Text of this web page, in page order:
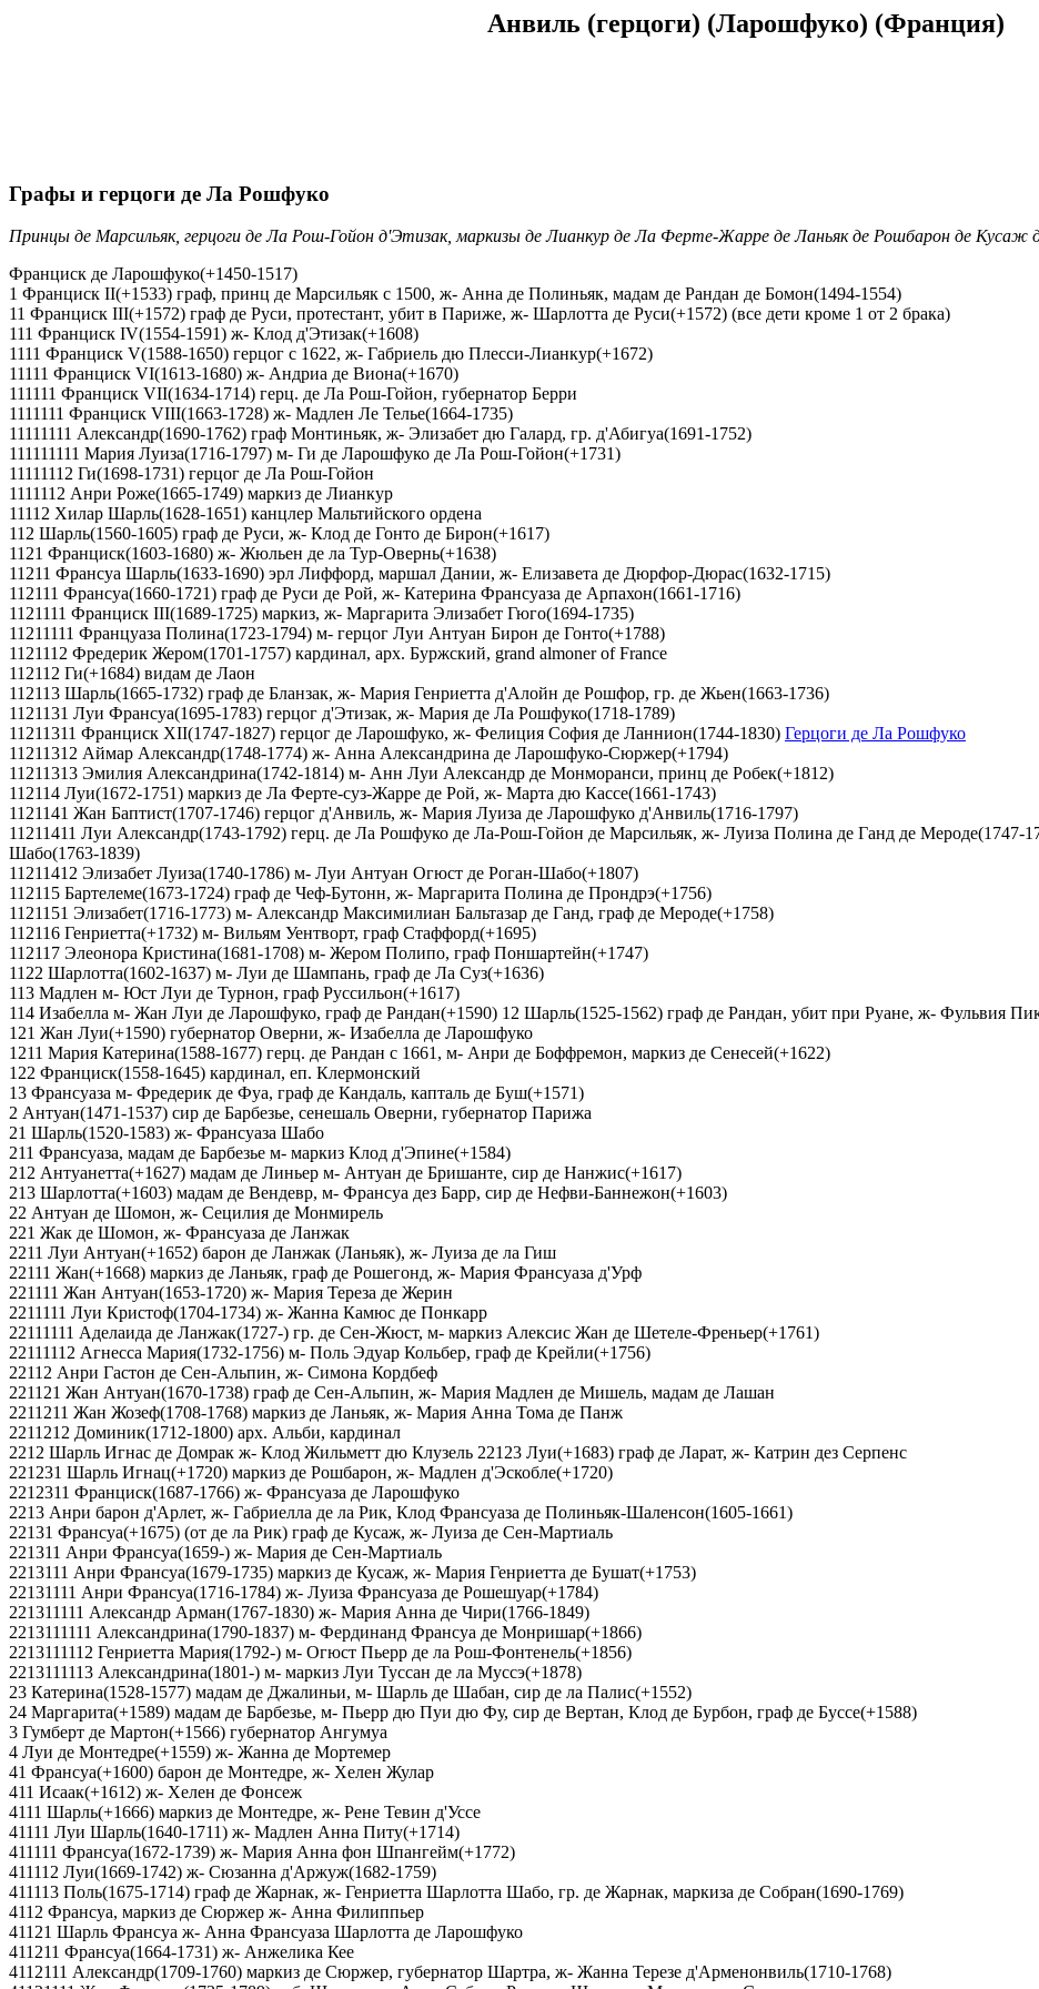
Анвиль (герцоги) (Ларошфуко) (Франция)
Графы и герцоги де Ла Рошфуко
Принцы де Марсильяк, герцоги де Ла Рош-Гойон д'Этизак, маркизы де Лианкур де Ла Ферте-Жарре де Ланьяк де Рошбарон де Кусаж
Франциск де Ларошфуко(+1450-1517)
1 Франциск II(+1533) граф, принц де Марсильяк с 1500, ж- Анна де Полиньяк, мадам де Рандан де Бомон(1494-1554)
11 Франциск III(+1572) граф де Руси, протестант, убит в Париже, ж- Шарлотта де Руси(+1572) (все дети кроме 1 от 2 брака)
111 Франциск IV(1554-1591) ж- Клод д'Этизак(+1608)
1111 Франциск V(1588-1650) герцог с 1622, ж- Габриель дю Плесси-Лианкур(+1672)
11111 Франциск VI(1613-1680) ж- Андриа де Виона(+1670)
111111 Франциск VII(1634-1714) герц. де Ла Рош-Гойон, губернатор Берри
1111111 Франциск VIII(1663-1728) ж- Мадлен Ле Телье(1664-1735)
11111111 Александр(1690-1762) граф Монтиньяк, ж- Элизабет дю Галард, гр. д'Абигуа(1691-1752)
111111111 Мария Луиза(1716-1797) м- Ги де Ларошфуко де Ла Рош-Гойон(+1731)
11111112 Ги(1698-1731) герцог де Ла Рош-Гойон
1111112 Анри Роже(1665-1749) маркиз де Лианкур
11112 Хилар Шарль(1628-1651) канцлер Мальтийского ордена
112 Шарль(1560-1605) граф де Руси, ж- Клод де Гонто де Бирон(+1617)
1121 Франциск(1603-1680) ж- Жюльен де ла Тур-Овернь(+1638)
11211 Франсуа Шарль(1633-1690) эрл Лиффорд, маршал Дании, ж- Елизавета де Дюрфор-Дюрас(1632-1715)
112111 Франсуа(1660-1721) граф де Руси де Рой, ж- Катерина Франсуаза де Арпахон(1661-1716)
1121111 Франциск III(1689-1725) маркиз, ж- Маргарита Элизабет Гюго(1694-1735)
11211111 Француаза Полина(1723-1794) м- герцог Луи Антуан Бирон де Гонто(+1788)
1121112 Фредерик Жером(1701-1757) кардинал, арх. Буржский, grand almoner of France
112112 Ги(+1684) видам де Лаон
112113 Шарль(1665-1732) граф де Бланзак, ж- Мария Генриетта д'Алойн де Рошфор, гр. де Жьен(1663-1736)
1121131 Луи Франсуа(1695-1783) герцог д'Этизак, ж- Мария де Ла Рошфуко(1718-1789)
11211311 Франциск XII(1747-1827) герцог де Ларошфуко, ж- Фелиция София де Ланнион(1744-1830) Герцоги де Ла Рошфуко
11211312 Аймар Александр(1748-1774) ж- Анна Александрина де Ларошфуко-Сюржер(+1794)
11211313 Эмилия Александрина(1742-1814) м- Анн Луи Александр де Монморанси, принц де Робек(+1812)
112114 Луи(1672-1751) маркиз де Ла Ферте-суз-Жарре де Рой, ж- Марта дю Кассе(1661-1743)
1121141 Жан Баптист(1707-1746) герцог д'Анвиль, ж- Мария Луиза де Ларошфуко д'Анвиль(1716-1797)
11211411 Луи Александр(1743-1792) герц. де Ла Рошфуко де Ла-Рош-Гойон де Марсильяк, ж- Луиза Полина де Ганд де Мероде(1747-
Шабо(1763-1839)
11211412 Элизабет Луиза(1740-1786) м- Луи Антуан Огюст де Роган-Шабо(+1807)
112115 Бартелеме(1673-1724) граф де Чеф-Бутонн, ж- Маргарита Полина де Прондрэ(+1756)
1121151 Элизабет(1716-1773) м- Александр Максимилиан Бальтазар де Ганд, граф де Мероде(+1758)
112116 Генриетта(+1732) м- Вильям Уентворт, граф Стаффорд(+1695)
112117 Элеонора Кристина(1681-1708) м- Жером Полипо, граф Поншартейн(+1747)
1122 Шарлотта(1602-1637) м- Луи де Шампань, граф де Ла Суз(+1636)
113 Мадлен м- Юст Луи де Турнон, граф Руссильон(+1617)
114 Изабелла м- Жан Луи де Ларошфуко, граф де Рандан(+1590) 12 Шарль(1525-1562) граф де Рандан, убит при Руане, ж- Фульвия
121 Жан Луи(+1590) губернатор Оверни, ж- Изабелла де Ларошфуко
1211 Мария Катерина(1588-1677) герц. де Рандан с 1661, м- Анри де Боффремон, маркиз де Сенесей(+1622)
122 Франциск(1558-1645) кардинал, еп. Клермонский
13 Франсуаза м- Фредерик де Фуа, граф де Кандаль, капталь де Буш(+1571)
2 Антуан(1471-1537) сир де Барбезье, сенешаль Оверни, губернатор Парижа
21 Шарль(1520-1583) ж- Франсуаза Шабо
211 Франсуаза, мадам де Барбезье м- маркиз Клод д'Эпине(+1584)
212 Антуанетта(+1627) мадам де Линьер м- Антуан де Бришанте, сир де Нанжис(+1617)
213 Шарлотта(+1603) мадам де Вендевр, м- Франсуа дез Барр, сир де Нефви-Баннежон(+1603)
22 Антуан де Шомон, ж- Сецилия де Монмирель
221 Жак де Шомон, ж- Франсуаза де Ланжак
2211 Луи Антуан(+1652) барон де Ланжак (Ланьяк), ж- Луиза де ла Гиш
22111 Жан(+1668) маркиз де Ланьяк, граф де Рошегонд, ж- Мария Франсуаза д'Урф
221111 Жан Антуан(1653-1720) ж- Мария Тереза де Жерин
2211111 Луи Кристоф(1704-1734) ж- Жанна Камюс де Понкарр
22111111 Аделаида де Ланжак(1727-) гр. де Сен-Жюст, м- маркиз Алексис Жан де Шетеле-Френьер(+1761)
22111112 Агнесса Мария(1732-1756) м- Поль Эдуар Кольбер, граф де Крейли(+1756)
22112 Анри Гастон де Сен-Альпин, ж- Симона Кордбеф
221121 Жан Антуан(1670-1738) граф де Сен-Альпин, ж- Мария Мадлен де Мишель, мадам де Лашан
2211211 Жан Жозеф(1708-1768) маркиз де Ланьяк, ж- Мария Анна Тома де Панж
2211212 Доминик(1712-1800) арх. Альби, кардинал
2212 Шарль Игнас де Домрак ж- Клод Жильметт дю Клузель 22123 Луи(+1683) граф де Ларат, ж- Катрин дез Серпенс
221231 Шарль Игнац(+1720) маркиз де Рошбарон, ж- Мадлен д'Эскобле(+1720)
2212311 Франциск(1687-1766) ж- Франсуаза де Ларошфуко
2213 Анри барон д'Арлет, ж- Габриелла де ла Рик, Клод Франсуаза де Полиньяк-Шаленсон(1605-1661)
22131 Франсуа(+1675) (от де ла Рик) граф де Кусаж, ж- Луиза де Сен-Мартиаль
221311 Анри Франсуа(1659-) ж- Мария де Сен-Мартиаль
2213111 Анри Франсуа(1679-1735) маркиз де Кусаж, ж- Мария Генриетта де Бушат(+1753)
22131111 Анри Франсуа(1716-1784) ж- Луиза Франсуаза де Рошешуар(+1784)
221311111 Александр Арман(1767-1830) ж- Мария Анна де Чири(1766-1849)
2213111111 Александрина(1790-1837) м- Фердинанд Франсуа де Монришар(+1866)
2213111112 Генриетта Мария(1792-) м- Огюст Пьерр де ла Рош-Фонтенель(+1856)
2213111113 Александрина(1801-) м- маркиз Луи Туссан де ла Муссэ(+1878)
23 Катерина(1528-1577) мадам де Джалиньи, м- Шарль де Шабан, сир де ла Палис(+1552)
24 Маргарита(+1589) мадам де Барбезье, м- Пьерр дю Пуи дю Фу, сир де Вертан, Клод де Бурбон, граф де Буссе(+1588)
3 Гумберт де Мартон(+1566) губернатор Ангумуа
4 Луи де Монтедре(+1559) ж- Жанна де Мортемер
41 Франсуа(+1600) барон де Монтедре, ж- Хелен Жулар
411 Исаак(+1612) ж- Хелен де Фонсеж
4111 Шарль(+1666) маркиз де Монтедре, ж- Рене Тевин д'Уссе
41111 Луи Шарль(1640-1711) ж- Мадлен Анна Питу(+1714)
411111 Франсуа(1672-1739) ж- Мария Анна фон Шпангейм(+1772)
411112 Луи(1669-1742) ж- Сюзанна д'Аржуж(1682-1759)
411113 Поль(1675-1714) граф де Жарнак, ж- Генриетта Шарлотта Шабо, гр. де Жарнак, маркиза де Собран(1690-1769)
4112 Франсуа, маркиз де Сюржер ж- Анна Филиппьер
41121 Шарль Франсуа ж- Анна Франсуаза Шарлотта де Ларошфуко
411211 Франсуа(1664-1731) ж- Анжелика Кее
4112111 Александр(1709-1760) маркиз де Сюржер, губернатор Шартра, ж- Жанна Терезе д'Арменонвиль(1710-1768)